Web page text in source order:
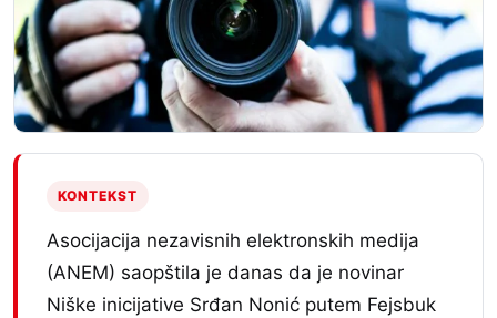
KONTEKST
Asocijacija nezavisnih elektronskih medija
(ANEM) saopštila je danas da je novinar
Niške inicijative Srđan Nonić putem Fejsbuk